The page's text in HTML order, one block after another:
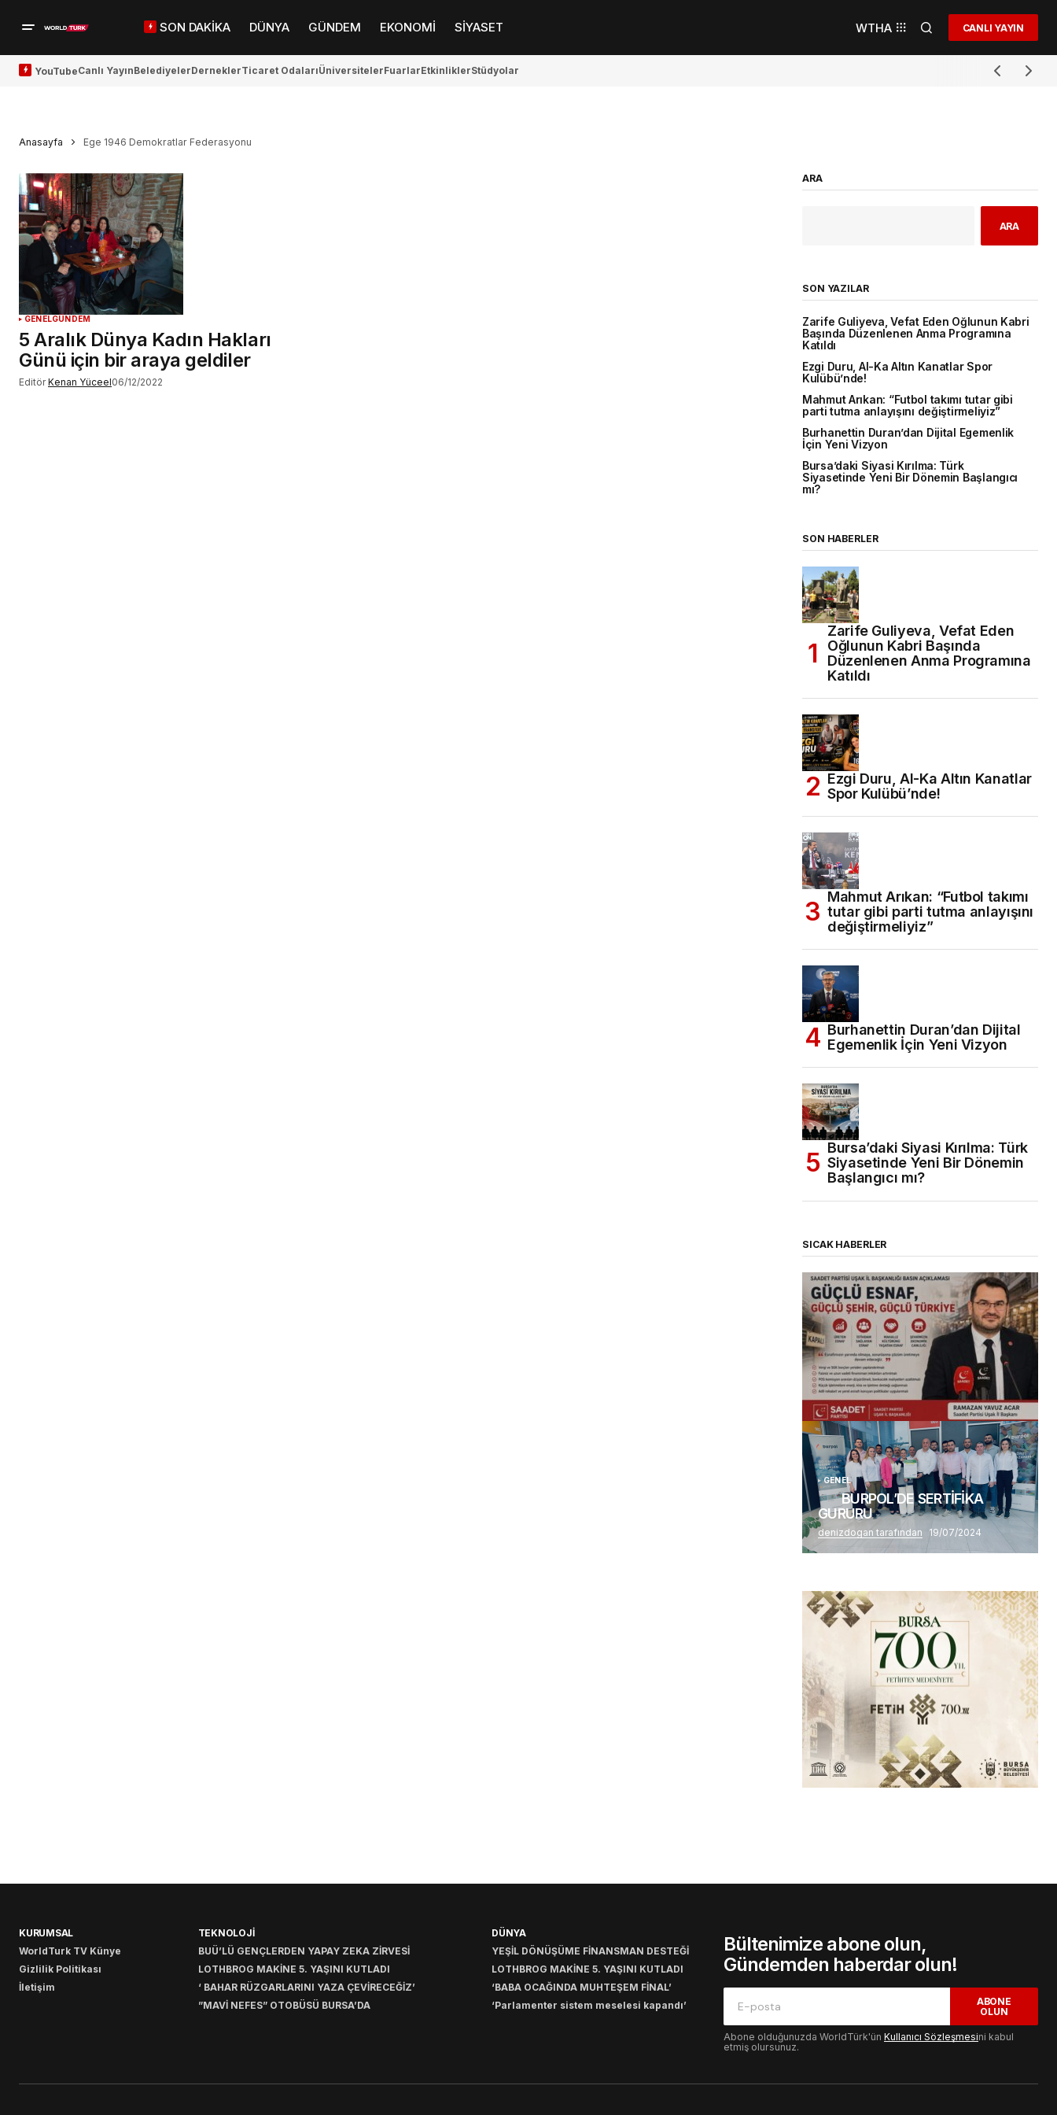
SON DAKİKA DÜNYA GÜNDEM EKONOMİ SİYASET WTHA CANLI YAYIN
YouTubeCanlı YayınBelediyelerDerneklerTicaret OdalarıÜniversitelerFuarlarEtkinliklerStüdyolar
Anasayfa Ege 1946 Demokratlar Federasyonu
GENELGÜNDEM
5 Aralık Dünya Kadın Hakları
Günü için bir araya geldiler
Editör Kenan Yüceel06/12/2022
ARA
ARA
SON YAZILAR
Zarife Guliyeva, Vefat Eden Oğlunun Kabri
Başında Düzenlenen Anma Programına
Katıldı
Ezgi Duru, Al-Ka Altın Kanatlar Spor
Kulübü’nde!
Mahmut Arıkan: “Futbol takımı tutar gibi
parti tutma anlayışını değiştirmeliyiz”
Burhanettin Duran’dan Dijital Egemenlik
İçin Yeni Vizyon
Bursa’daki Siyasi Kırılma: Türk
Siyasetinde Yeni Bir Dönemin Başlangıcı
mı?
SON HABERLER
Zarife Guliyeva, Vefat Eden
Oğlunun Kabri Başında
Düzenlenen Anma Programına
Katıldı
Ezgi Duru, Al-Ka Altın Kanatlar
Spor Kulübü’nde!
Mahmut Arıkan: “Futbol takımı
tutar gibi parti tutma anlayışını
değiştirmeliyiz”
Burhanettin Duran’dan Dijital
Egemenlik İçin Yeni Vizyon
Bursa’daki Siyasi Kırılma: Türk
Siyasetinde Yeni Bir Dönemin
Başlangıcı mı?
SICAK HABERLER
(başlıksız)
Alaattin Karahan tarafından 14/07/2026
GENEL
BURPOL’DE SERTİFİKA
GURURU
denizdogan tarafından 19/07/2024
KURUMSAL
WorldTurk TV Künye
Gizlilik Politikası
İletişim
TEKNOLOJİ
BUÜ’LÜ GENÇLERDEN YAPAY ZEKA ZİRVESİ
LOTHBROG MAKİNE 5. YAŞINI KUTLADI
‘ BAHAR RÜZGARLARINI YAZA ÇEVİRECEĞİZ’
”MAVİ NEFES” OTOBÜSÜ BURSA’DA
DÜNYA
YEŞİL DÖNÜŞÜME FİNANSMAN DESTEĞİ
LOTHBROG MAKİNE 5. YAŞINI KUTLADI
‘BABA OCAĞINDA MUHTEŞEM FİNAL’
‘Parlamenter sistem meselesi kapandı’
Bültenimize abone olun,
Gündemden haberdar olun!
ABONE
OLUN
Abone olduğunuzda WorldTürk'ün Kullanıcı Sözleşmesini kabul
etmiş olursunuz.